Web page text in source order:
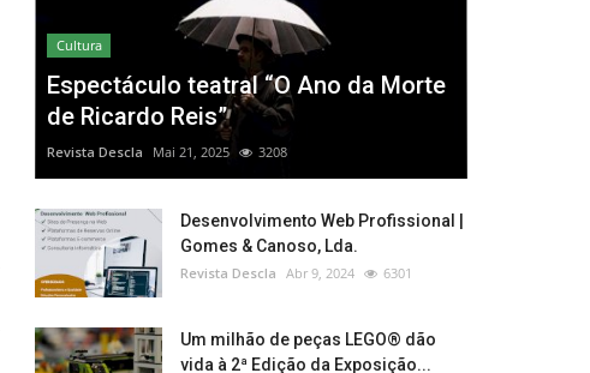
Cultura
Espectáculo teatral “O Ano da Morte
de Ricardo Reis”
Revista Descla Mai 21, 2025 3208
Desenvolvimento Web Profissional |
Gomes & Canoso, Lda.
Revista Descla Abr 9, 2024 6301
Um milhão de peças LEGO® dão
vida à 2ª Edição da Exposição...